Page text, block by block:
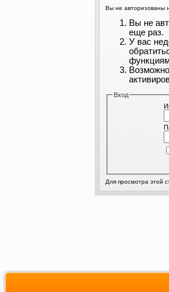
Вы не авторизованы
Вы не
еще раз.
У вас
Вход
Для просмотра этой